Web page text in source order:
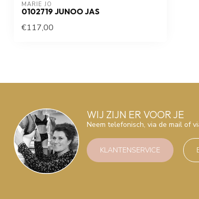
MARIE JO
0102719 JUNOO JAS
€117,00
WIJ ZIJN ER VOOR JE
Neem telefonisch, via de mail of
KLANTENSERVICE